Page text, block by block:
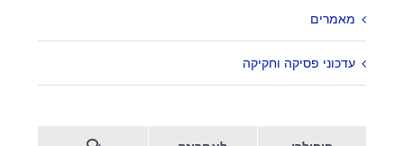
מאמרים
עדכוני פסיקה וחקיקהטלפון: 03-5277800